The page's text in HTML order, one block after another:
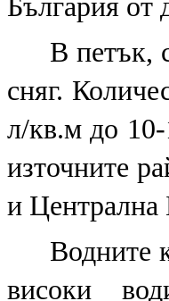
България от
В петък,
сняг.
л/кв.м до
източните
и Централна
Водните
високи